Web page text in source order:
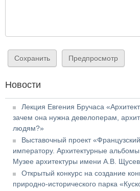
Новости
Лекция Евгения Бручаса
зачем она нужна девелоперам,
людям?»
Выставочный проект
императору. Архитектурные
Музее архитектуры имени А.В.
Открытый конкурс на создание
природно-исторического парка